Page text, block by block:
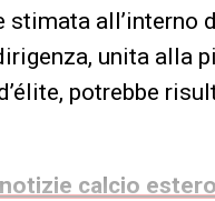
all’interno
unita alla
potrebbe
calcio estero